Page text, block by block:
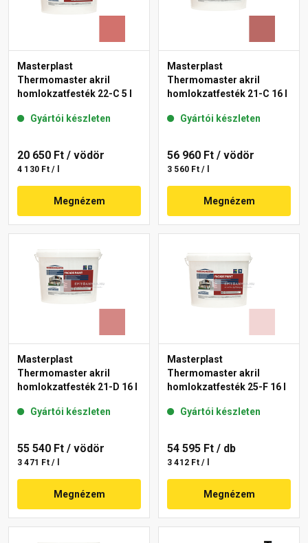
Masterplast
Thermomaster akril
homlokzatfesték 22-C 5 l
Gyártói készleten
20 650 Ft / vödör
4 130 Ft / l
Megnézem
Masterplast
Thermomaster akril
homlokzatfesték 21-C 16 l
Gyártói készleten
56 960 Ft / vödör
3 560 Ft / l
Megnézem
Masterplast
Thermomaster akril
homlokzatfesték 21-D 16 l
Gyártói készleten
55 540 Ft / vödör
3 471 Ft / l
Megnézem
Masterplast
Thermomaster akril
homlokzatfesték 25-F 16 l
Gyártói készleten
54 595 Ft / db
3 412 Ft / l
Megnézem